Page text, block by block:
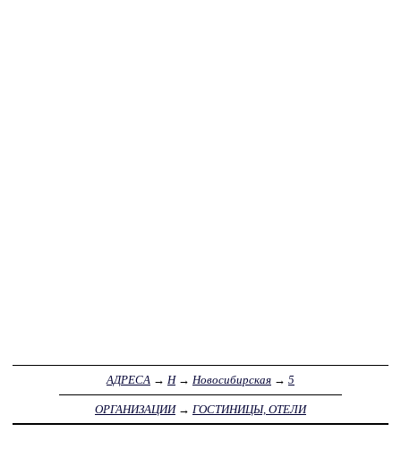
АДРЕСА → Н→ Новосибирская → 5
ОРГАНИЗАЦИИ→ ГОСТИНИЦЫ, ОТЕЛИ